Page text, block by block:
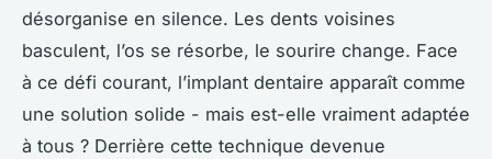
désorganise en silence. Les dents voisines
basculent, l’os se résorbe, le sourire change. Face
à ce défi courant, l’implant dentaire apparaît comme
une solution solide - mais est-elle vraiment adaptée
à tous ? Derrière cette technique devenue